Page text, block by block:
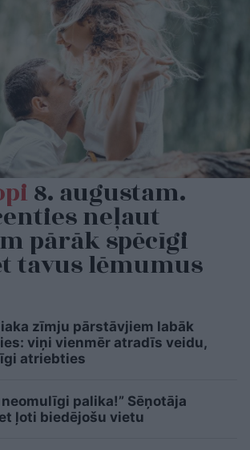
8. augustam.
neļaut
pārāk spēcīgi
tavus lēmumus
zīmju pārstāvjiem labāk
viņi vienmēr atradīs veidu,
atriebties
neomulīgi palika!” Sēņotāja
ļoti biedējošu vietu